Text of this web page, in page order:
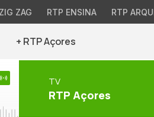
ZAG RTP ENSINA RTP
+ RTP Açores
TV
RTP Açores